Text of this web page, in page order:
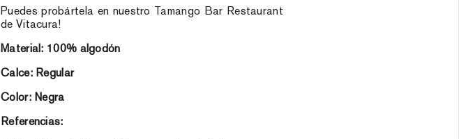
Puedes probártela en nuestro Tamango Bar Restaurant
de Vitacura!
Material: 100% algodón
Calce: Regular
Color: Negra
Referencias: